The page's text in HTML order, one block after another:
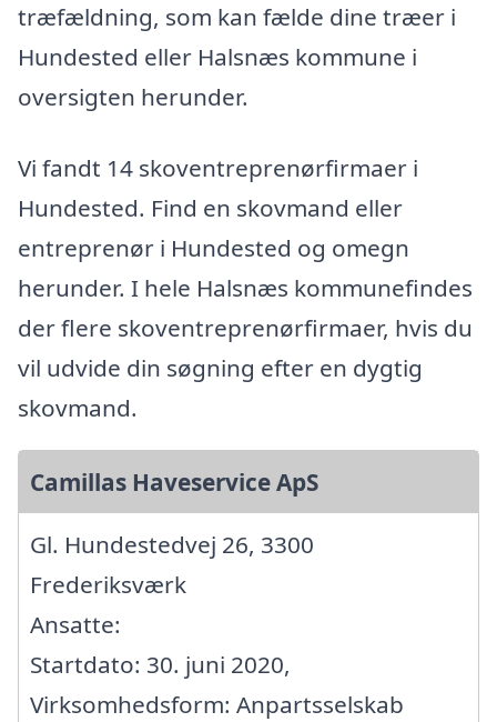
træfældning, som kan fælde dine træer i
Hundested eller Halsnæs kommune i
oversigten herunder.
Vi fandt 14 skoventreprenørfirmaer i
Hundested. Find en skovmand eller
entreprenør i Hundested og omegn
herunder. I hele Halsnæs kommunefindes
der flere skoventreprenørfirmaer, hvis du
vil udvide din søgning efter en dygtig
skovmand.
Camillas Haveservice ApS
Gl. Hundestedvej 26, 3300
Frederiksværk
Ansatte:
Startdato: 30. juni 2020,
Virksomhedsform: Anpartsselskab